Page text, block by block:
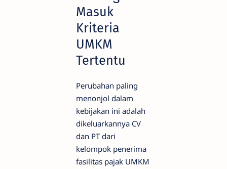
Masuk
Kriteria
UMKM
Tertentu
Perubahan paling
menonjol dalam
kebijakan ini adalah
dikeluarkannya CV
dan PT dari
kelompok penerima
fasilitas pajak UMKM